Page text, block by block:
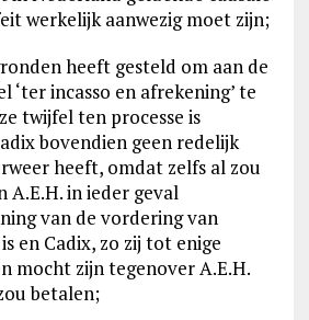
werkelijk aanwezig moet zijn;
heeft gesteld om aan de
incasso en afrekening’ te
twijfel ten processe is
bovendien geen redelijk
heeft, omdat zelfs al zou
in ieder geval
van de vordering van
en Cadix, zo zij tot enige
mocht zijn tegenover A.E.H.
betalen;